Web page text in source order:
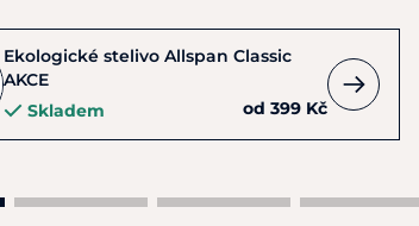
Ekologické stelivo Allspan Classic
AKCE
Skladem
od 399 Kč